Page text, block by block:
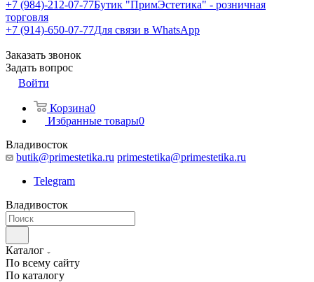
+7 (984)-212-07-77Бутик "ПримЭстетика" - розничная
торговля
+7 (914)-650-07-77Для связи в WhatsApp
Заказать звонок
Задать вопрос
Войти
Корзина0
Избранные товары0
Владивосток
butik@primestetika.ru primestetika@primestetika.ru
Telegram
Владивосток
Каталог
По всему сайту
По каталогу